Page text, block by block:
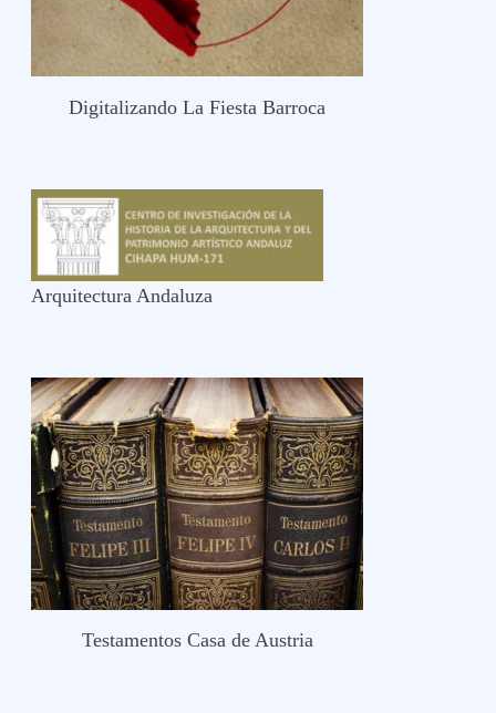
Digitalizando La Fiesta Barroca
Arquitectura Andaluza
Testamentos Casa de Austria